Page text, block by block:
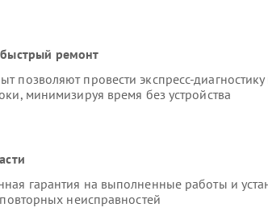
быстрый ремонт
позволяют провести экспресс-диагностику
минимизируя время без устройства
гарантия на выполненные работы и
неисправностей